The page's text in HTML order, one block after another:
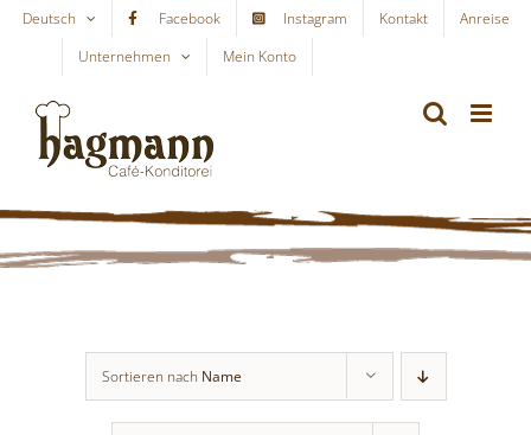
Skip
content
Deutsch Facebook Instagram Kontakt
Anreise
Unternehmen
Mein Konto
Sortieren nach Name